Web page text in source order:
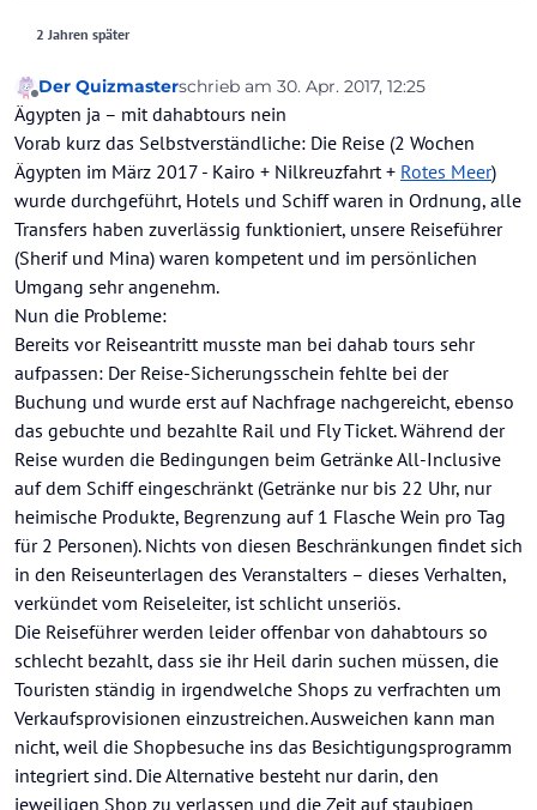
2 Jahren später
Offline
Der Quizmasterschrieb am 30. Apr. 2017, 12:25
zuletzt editiert von
Ägypten ja – mit dahabtours nein
Vorab kurz das Selbstverständliche: Die Reise (2 Wochen
Ägypten im März 2017 - Kairo + Nilkreuzfahrt + Rotes Meer)
wurde durchgeführt, Hotels und Schiff waren in Ordnung, alle
Transfers haben zuverlässig funktioniert, unsere Reiseführer
(Sherif und Mina) waren kompetent und im persönlichen
Umgang sehr angenehm.
Nun die Probleme:
Bereits vor Reiseantritt musste man bei dahab tours sehr
aufpassen: Der Reise-Sicherungsschein fehlte bei der
Buchung und wurde erst auf Nachfrage nachgereicht, ebenso
das gebuchte und bezahlte Rail und Fly Ticket. Während der
Reise wurden die Bedingungen beim Getränke All-Inclusive
auf dem Schiff eingeschränkt (Getränke nur bis 22 Uhr, nur
heimische Produkte, Begrenzung auf 1 Flasche Wein pro Tag
für 2 Personen). Nichts von diesen Beschränkungen findet sich
in den Reiseunterlagen des Veranstalters – dieses Verhalten,
verkündet vom Reiseleiter, ist schlicht unseriös.
Die Reiseführer werden leider offenbar von dahabtours so
schlecht bezahlt, dass sie ihr Heil darin suchen müssen, die
Touristen ständig in irgendwelche Shops zu verfrachten um
Verkaufsprovisionen einzustreichen. Ausweichen kann man
nicht, weil die Shopbesuche ins das Besichtigungsprogramm
integriert sind. Die Alternative besteht nur darin, den
jeweiligen Shop zu verlassen und die Zeit auf staubigen